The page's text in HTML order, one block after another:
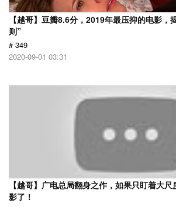
【越哥】豆瓣8.6分，2019年最压抑的电影，
则”
# 349
2020-09-01 03:31
【越哥】广电总局翻身之作，如果只盯着大
影了！